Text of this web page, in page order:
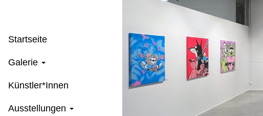
Startseite
Galerie
Künstler*Innen
Ausstellungen